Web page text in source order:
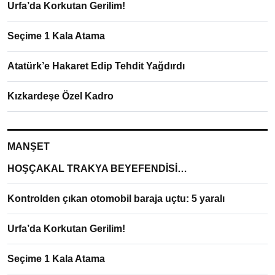
Urfa’da Korkutan Gerilim!
Seçime 1 Kala Atama
Atatürk’e Hakaret Edip Tehdit Yağdırdı
Kızkardeşe Özel Kadro
MANŞET
HOŞÇAKAL TRAKYA BEYEFENDİSİ…
Kontrolden çıkan otomobil baraja uçtu: 5 yaralı
Urfa’da Korkutan Gerilim!
Seçime 1 Kala Atama